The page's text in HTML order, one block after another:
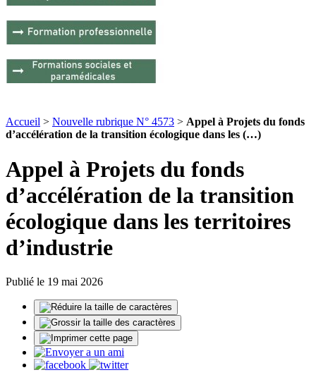
Accueil > Nouvelle rubrique N° 4573 > Appel à Projets du fonds
d’accélération de la transition écologique dans les (…)
Appel à Projets du fonds
d’accélération de la transition
écologique dans les territoires
d’industrie
Publié le 19 mai 2026